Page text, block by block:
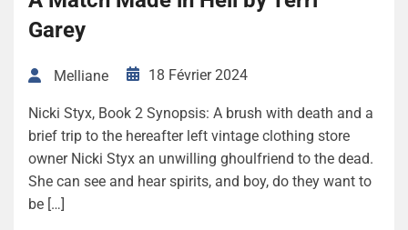
Garey
Melliane 18 Février 2024
Nicki Styx, Book 2 Synopsis: A brush with death and a
brief trip to the hereafter left vintage clothing store
owner Nicki Styx an unwilling ghoulfriend to the dead.
She can see and hear spirits, and boy, do they want to
be […]